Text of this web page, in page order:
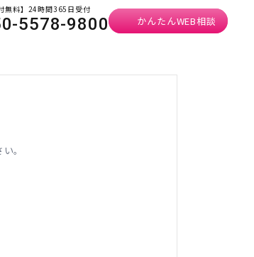
付無料】24時間365日受付
5578-9800 かんたんWEB相談
。